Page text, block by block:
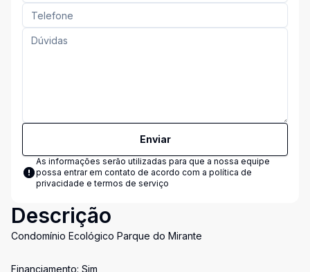
Enviar
As informações serão utilizadas para que a nossa equipe
possa entrar em contato de acordo com a política de
privacidade e termos de serviço
Descrição
Condomínio Ecológico Parque do Mirante
Financiamento: Sim